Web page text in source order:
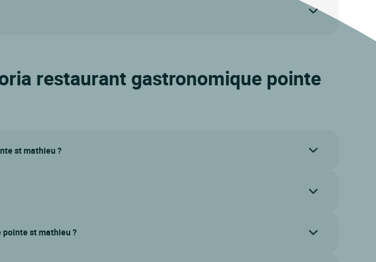
restaurant gastronomique pointe
st mathieu ?
st mathieu ?